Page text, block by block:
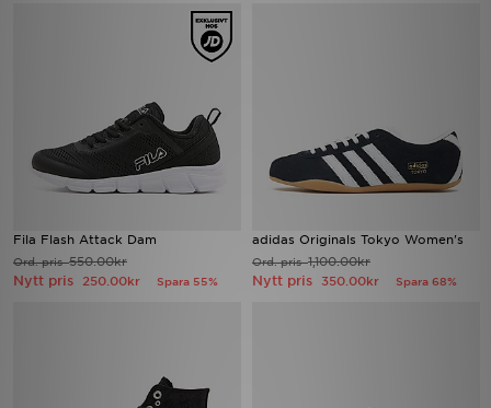
Fila Flash Attack Dam
Ord. pris550.00kr
Nytt pris 250.00kr Spara 55%
adidas Originals Tokyo Women's
Ord. pris1,100.00kr
Nytt pris 350.00kr Spara 68%